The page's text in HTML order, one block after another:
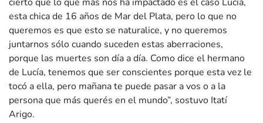
cierto que lo que más nos ha impactado es el caso Lucía,
esta chica de 16 años de Mar del Plata, pero lo que no
queremos es que esto se naturalice, y no queremos
juntarnos sólo cuando suceden estas aberraciones,
porque las muertes son día a día. Como dice el hermano
de Lucía, tenemos que ser conscientes porque esta vez le
tocó a ella, pero mañana te puede pasar a vos o a la
persona que más querés en el mundo”, sostuvo Itatí
Arigo.